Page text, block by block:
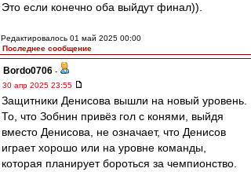
Это если конечно оба выйдут финал)).
Редактировалось 01 май 2025 00:00
Последнее сообщение
Bordo0706 -
30 апр 2025 23:55
Защитники Денисова вышли на новый уровень.
То, что Зобнин привёз гол с конями, выйдя
вместо Денисова, не означает, что Денисов
играет хорошо или на уровне команды,
которая планирует бороться за чемпионство.